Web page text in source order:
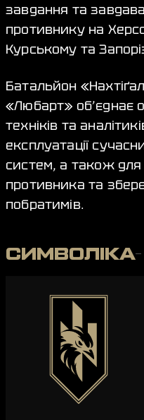
завдання та
противнику на
Курському та
Батальйон
«Любарт» об’єднає
техніків та
експлуатації
систем, а також
противника та
побратимів.
СИМВОЛІКА